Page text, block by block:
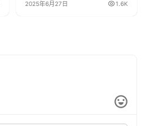
2025年6月27日 1.6K